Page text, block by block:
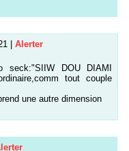
Alerter
DOU DIAMI
tout couple
une autre dimension